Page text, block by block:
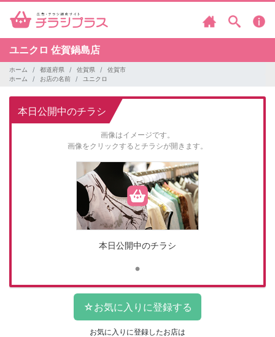
ユニクロ 佐賀鍋島店
ホーム 都道府県 佐賀県
佐賀市
ホーム
お店の名前 ユニクロ
本日公開中のチラシ
画像はイメージです。
画像をクリックするとチラシが開きます。
本日公開中のチラシ
お気に入りに登録したお店は